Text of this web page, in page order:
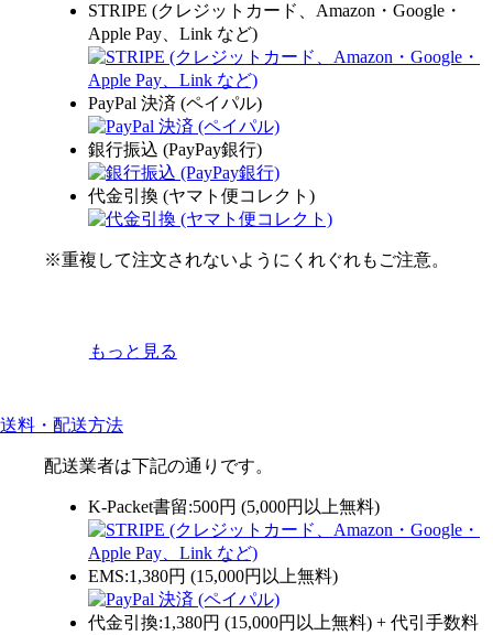
STRIPE (クレジットカード、Amazon・Google・
Apple Pay、Link など)
PayPal 決済 (ペイパル)
銀行振込 (PayPay銀行)
代金引換 (ヤマト便コレクト)
※重複して注文されないようにくれぐれもご注意。
もっと見る
送料・配送方法
配送業者は下記の通りです。
K-Packet書留:500円 (5,000円以上無料)
EMS:1,380円 (15,000円以上無料)
代金引換:1,380円 (15,000円以上無料) + 代引手数料